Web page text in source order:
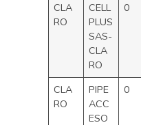
CLA
RO
CELL
PLUS
SAS-
CLA
RO
0
CLA
RO
PIPE
ACC
ESO
0